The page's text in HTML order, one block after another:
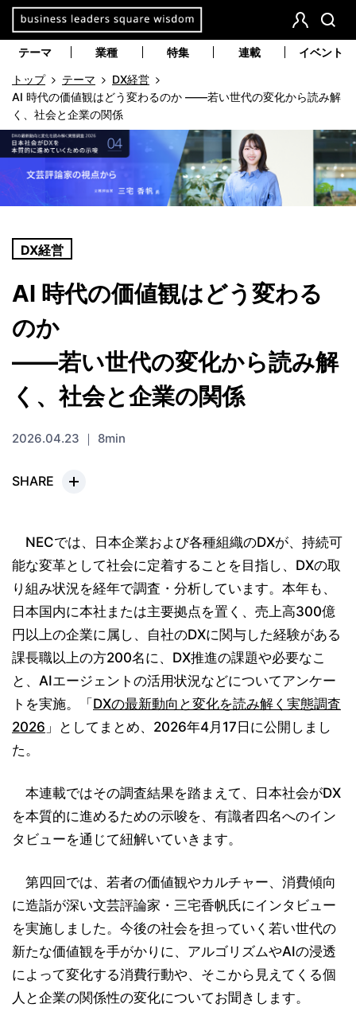
会
検
テーマ 業種 特集 連載 イベント
トップ テーマ
DX経営
AI 時代の価値観はどう変わるのか ――若い世代の変化から読み解
く、社会と企業の関係
AI 時代の価値観はどう変わる
のか
――若い世代の変化から読み解
く、社会と企業の関係
DX経営
2026.04.23 ｜ 8min
SHARE
NECでは、日本企業および各種組織のDXが、持続可
能な変革として社会に定着することを目指し、DXの取
り組み状況を経年で調査・分析しています。本年も、
日本国内に本社または主要拠点を置く、売上高300億
円以上の企業に属し、自社のDXに関与した経験がある
課長職以上の方200名に、DX推進の課題や必要なこ
と、AIエージェントの活用状況などについてアンケー
トを実施。「DXの最新動向と変化を読み解く実態調査
2026 」としてまとめ、2026年4月17日に公開しまし
た。
本連載ではその調査結果を踏まえて、日本社会がDX
を本質的に進めるための示唆を、有識者四名へのイン
タビューを通じて紐解いていきます。
第四回では、若者の価値観やカルチャー、消費傾向
に造詣が深い文芸評論家・三宅香帆氏にインタビュー
を実施しました。今後の社会を担っていく若い世代の
新たな価値観を手がかりに、アルゴリズムやAIの浸透
によって変化する消費行動や、そこから見えてくる個
人と企業の関係性の変化についてお聞きします。